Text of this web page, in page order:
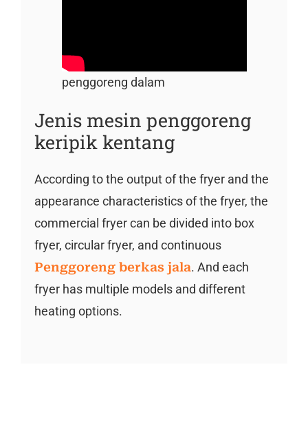
penggoreng dalam
Jenis mesin penggoreng
keripik kentang
According to the output of the fryer and the
appearance characteristics of the fryer, the
commercial fryer can be divided into box
fryer, circular fryer, and continuous
Penggoreng berkas jala. And each
fryer has multiple models and different
heating options.